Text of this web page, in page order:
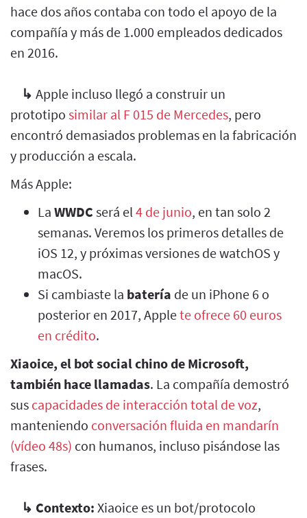
hace dos años contaba con todo el apoyo de la
compañía y más de 1.000 empleados dedicados
en 2016.
↳ Apple incluso llegó a construir un
prototipo similar al F 015 de Mercedes, pero
encontró demasiados problemas en la fabricación
y producción a escala.
Más Apple:
La WWDC será el 4 de junio, en tan solo 2
semanas. Veremos los primeros detalles de
iOS 12, y próximas versiones de watchOS y
macOS.
Si cambiaste la batería de un iPhone 6 o
posterior en 2017, Applete ofrece 60 euros
en crédito.
Xiaoice, el bot social chino de Microsoft,
también hace llamadas. La compañía demostró
sus capacidades de interacción total de voz,
manteniendo conversación fluida en mandarín
(vídeo 48s) con humanos, incluso pisándose las
frases.
↳ Contexto: Xiaoice es un bot/protocolo